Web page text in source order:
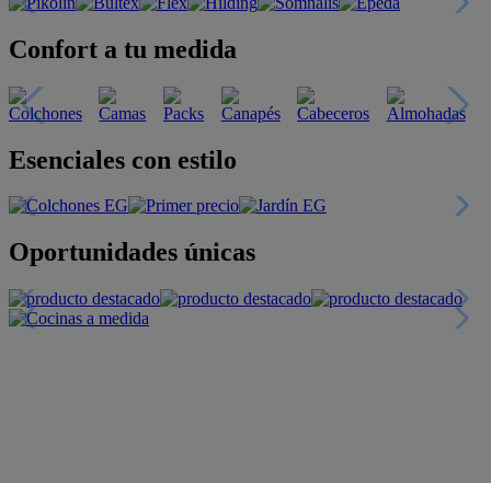
Confort a tu medida
Esenciales con estilo
Oportunidades únicas